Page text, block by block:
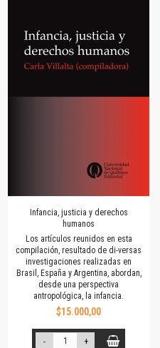
Infancia, justicia y derechos
humanos
Los artículos reunidos en esta
compilación, resultado de di-versas
investigaciones realizadas en
Brasil, España y Argentina, abordan,
desde una perspectiva
antropológica, la infancia.
$15.000,00
- +